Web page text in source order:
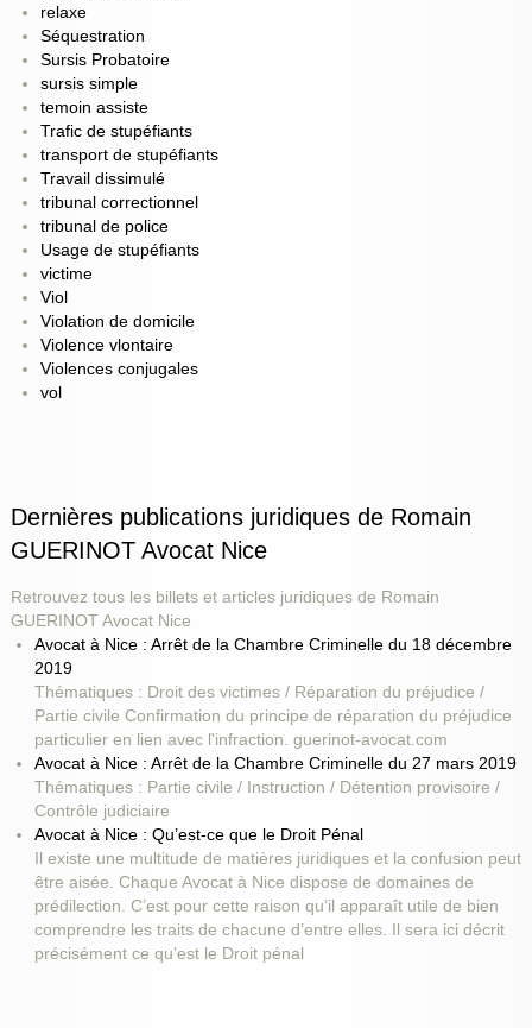
relaxe
Séquestration
Sursis Probatoire
sursis simple
temoin assiste
Trafic de stupéfiants
transport de stupéfiants
Travail dissimulé
tribunal correctionnel
tribunal de police
Usage de stupéfiants
victime
Viol
Violation de domicile
Violence vlontaire
Violences conjugales
vol
Dernières publications juridiques de Romain
GUERINOT Avocat Nice
Retrouvez tous les billets et articles juridiques de Romain
GUERINOT Avocat Nice
Avocat à Nice : Arrêt de la Chambre Criminelle du 18 décembre
2019
Thématiques : Droit des victimes / Réparation du préjudice /
Partie civile Confirmation du principe de réparation du préjudice
particulier en lien avec l'infraction. guerinot-avocat.com
Avocat à Nice : Arrêt de la Chambre Criminelle du 27 mars 2019
Thématiques : Partie civile / Instruction / Détention provisoire /
Contrôle judiciaire
Avocat à Nice : Qu’est-ce que le Droit Pénal
Il existe une multitude de matières juridiques et la confusion peut
être aisée. Chaque Avocat à Nice dispose de domaines de
prédilection. C’est pour cette raison qu’il apparaît utile de bien
comprendre les traits de chacune d’entre elles. Il sera ici décrit
précisément ce qu’est le Droit pénal